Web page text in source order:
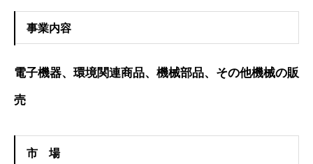
事業内容
電子機器、環境関連商品、機械部品、その他機械の販
売
市 場